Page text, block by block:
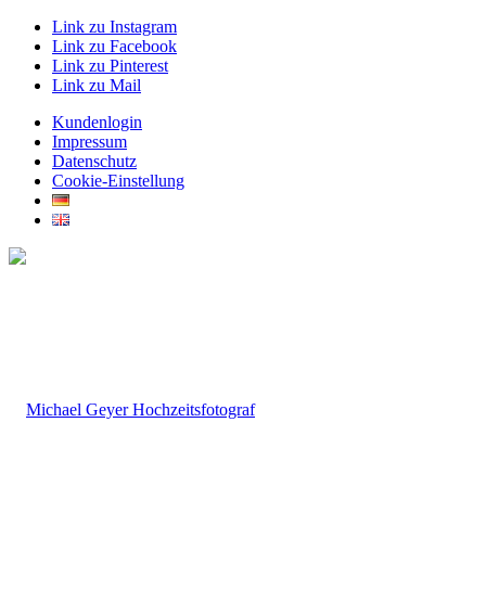
Link zu Instagram
Link zu Facebook
Link zu Pinterest
Link zu Mail
Kundenlogin
Impressum
Datenschutz
Cookie-Einstellung